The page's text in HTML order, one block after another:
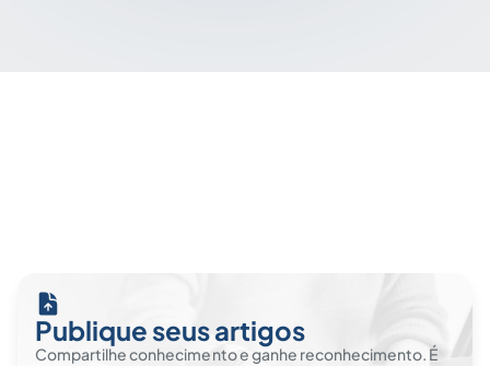
Publique seus artigos
Compartilhe conhecimento e ganhe reconhecimento. É